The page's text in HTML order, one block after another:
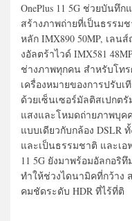
OnePlus 11 5G ช่วยบันทึ
สร้างภาพถ่ายที่เป็นธรรม
หลัก IMX890 50MP, เลน
งอัลตร้าไวด์ IMX581
ช่างภาพทุกคน สำหรับโทร
เครื่องหมายของการปรับ
ด้วยเซ็นเซอร์มัลติสเปกต
แสงและโหมดถ่ายภาพบุ
แบบเดียวกับกล้อง DSLR
และเป็นธรรมชาติ และเอ
11 5G ยังมาพร้อมอัลกอริ
ทำให้ช่วงไดนามิคที่กว้าง
คมชัดระดับ HDR ที่ไร้ที่ติ